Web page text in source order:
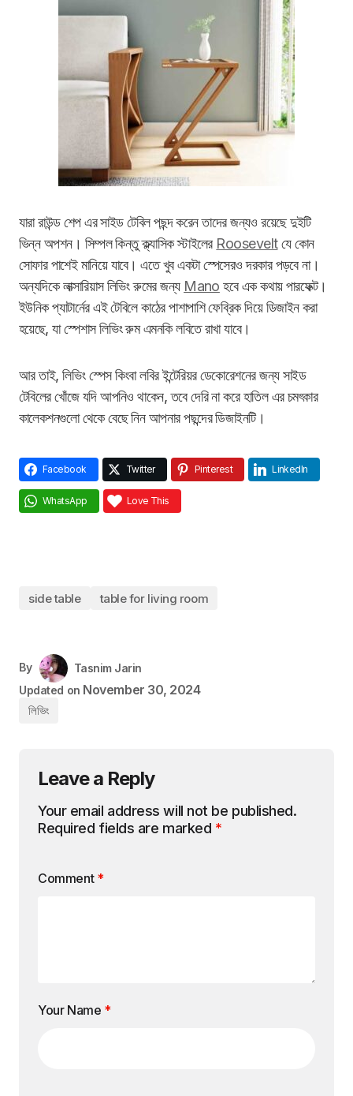
যারা রাউন্ড শেপ এর সাইড টেবিল পছন্দ করেন তাদের জন্যও রয়েছে দুইটি
ভিন্ন অপশন। সিম্পল কিন্তু ক্ল্যাসিক স্টাইলের Rooseveltযে কোন
সোফার পাশেই মানিয়ে যাবে। এতে খুব একটা স্পেসেরও দরকার পড়বে না।
অন্যদিকে লাক্সারিয়াস লিভিং রুমের জন্য Mano হবে এক কথায় পারফেক্ট।
ইউনিক প্যাটার্নের এই টেবিলে কাঠের পাশাপাশি ফেব্রিক দিয়ে ডিজাইন করা
হয়েছে, যা স্পেশাস লিভিং রুম এমনকি লবিতে রাখা যাবে।
আর তাই, লিভিং স্পেস কিংবা লবির ইন্টেরিয়র ডেকোরেশনের জন্য সাইড
টেবিলের খোঁজে যদি আপনিও থাকেন, তবে দেরি না করে হাতিল এর চমৎকার
কালেকশনগুলো থেকে বেছে নিন আপনার পছন্দের ডিজাইনটি।
Facebook Twitter Pinterest LinkedIn
WhatsApp Love This
side table table for living room
By
Tasnim Jarin
Updated on November 30, 2024
লিভিং
Leave a Reply
Your email address will not be published.
Required fields are marked *
Comment *
Your Name *